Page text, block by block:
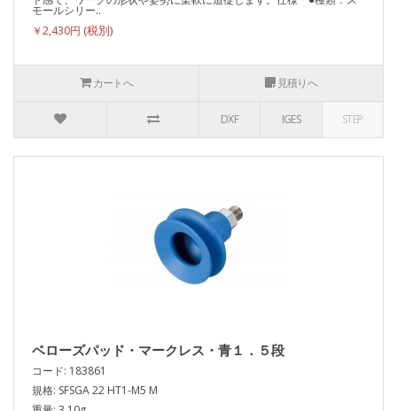
モールシリー..
￥2,430円
カートへ 見積りへ
DXF IGES STEP
ベローズパッド・マークレス・青１．５段
コード: 183861
規格: SFSGA 22 HT1-M5 M